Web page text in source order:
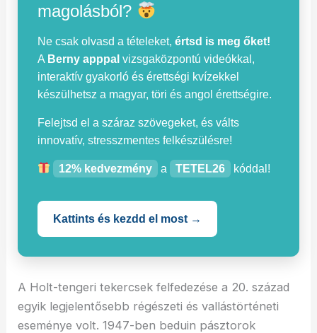
magolásból?
Ne csak olvasd a tételeket,értsd is meg őket!
A Berny apppal vizsgaközpontú videókkal,
interaktív gyakorló és érettségi kvízekkel
készülhetsz a magyar, töri és angol érettségire.
Felejtsd el a száraz szövegeket, és válts
innovatív, stresszmentes felkészülésre!
12% kedvezmény a TETEL26 kóddal!
Kattints és kezdd el most →
A Holt-tengeri tekercsek felfedezése a 20. század
egyik legjelentősebb régészeti és vallástörténeti
eseménye volt. 1947-ben beduin pásztorok